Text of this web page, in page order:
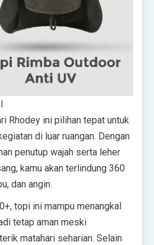
Rhodey ini pilihan tepat untuk
di luar ruangan. Dengan
penutup wajah serta leher
kamu akan terlindung 360
dan angin.
topi ini mampu menangkal
tetap aman meski
matahari seharian. Selain